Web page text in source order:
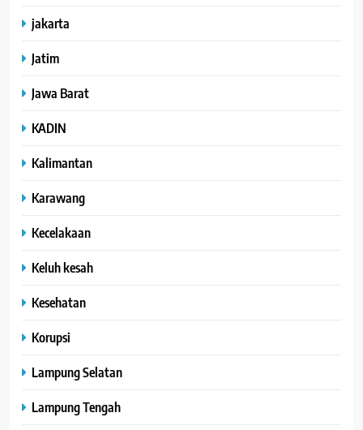
jakarta
Jatim
Jawa Barat
KADIN
Kalimantan
Karawang
Kecelakaan
Keluh kesah
Kesehatan
Korupsi
Lampung Selatan
Lampung Tengah